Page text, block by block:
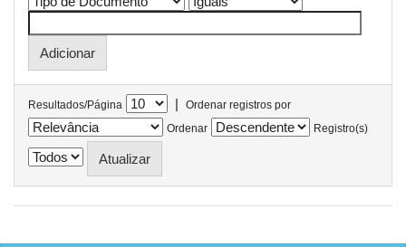
Resultados/Página |
Ordenar registros por
Ordenar
Registro(s)